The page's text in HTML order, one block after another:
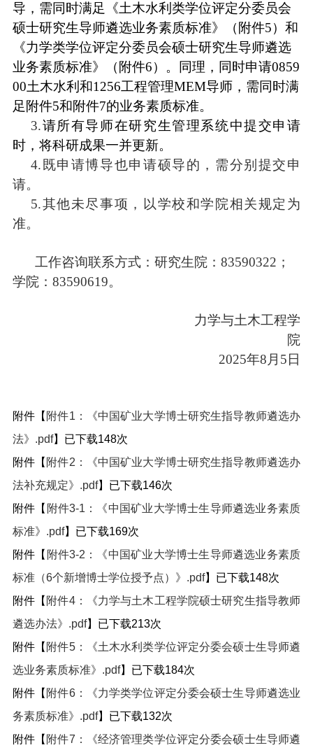
导，需同时满足《土木水利类学位评定分委员会
硕士研究生导师遴选业务素质标准》
（附件5） 和
《力学类学位评定分委员会硕士研究生导师遴选
业务素质标准》
（附件6） 。同理，同时申请0859
00土木水利和1256工程管理MEM导师，需同时满
足附件5和附件7的业务素质标准。
3.请所有导师在研究生管理系统中提交申请
时，将科研成果一并更新。
4.既申请博导也申请硕导的，需分别提交申
请。
5.其他未尽事项，以学校和学院相关规定为
准。
工作咨询联系方式： 研究生院： 83590322 ；
学院： 83590619。
力学与土木工程学
院
2025年8月 5 日
附件【 附件1：《中国矿业大学博士研究生指导教师遴选办
法》.pdf】已下载148次
附件【 附件2：《中国矿业大学博士研究生指导教师遴选办
法补充规定》.pdf】已下载146次
附件【 附件3-1：《中国矿业大学博士生导师遴选业务素质
标准》.pdf】已下载169次
附件【 附件3-2：《中国矿业大学博士生导师遴选业务素质
标准（6个新增博士学位授予点）》.pdf】已下载148次
附件【 附件4：《力学与土木工程学院硕士研究生指导教师
遴选办法》.pdf】已下载213次
附件【 附件5：《土木水利类学位评定分委会硕士生导师遴
选业务素质标准》.pdf】已下载184次
附件【 附件6：《力学类学位评定分委会硕士生导师遴选业
务素质标准》.pdf】已下载132次
附件【 附件7：《经济管理类学位评定分委会硕士生导师遴